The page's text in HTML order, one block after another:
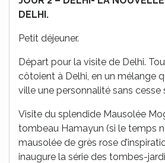
DELHI.
Petit déjeuner.
Départ pour la visite de Delhi.
côtoient à Delhi, en un mélange
ville une personnalité sans cesse
Visite du splendide Mausolée
tombeau Hamayun (si le temps
mausolée de grès rose
inaugure la série des tombes-